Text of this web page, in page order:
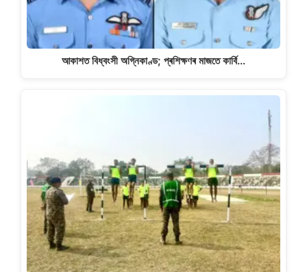
আকাশত বিধ্বংসী অগ্নিকাণ্ড; প্ৰশিক্ষণৰ মাজতে কাৰ্বি…